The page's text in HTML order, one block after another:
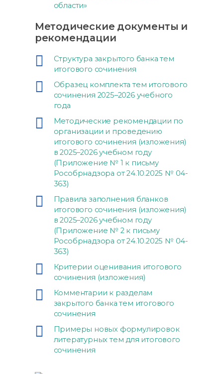
области»
Методические документы и
рекомендации
Структура закрытого банка тем
итогового сочинения
Образец комплекта тем итогового
сочинения 2025–2026 учебного
года
Методические рекомендации по
организации и проведению
итогового сочинения (изложения)
в 2025–2026 учебном году
(Приложение № 1 к письму
Рособрнадзора от 24.10.2025 № 04-
363)
Правила заполнения бланков
итогового сочинения (изложения)
в 2025–2026 учебном году
(Приложение № 2 к письму
Рособрнадзора от 24.10.2025 № 04-
363)
Критерии оценивания итогового
сочинения (изложения)
Комментарии к разделам
закрытого банка тем итогового
сочинения
Примеры новых формулировок
литературных тем для итогового
сочинения